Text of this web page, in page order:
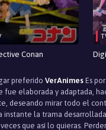
Conan
preferido VerAnimes Es
elaborada y adaptada,
deseando mirar todo el
la trama
que así lo quieras.